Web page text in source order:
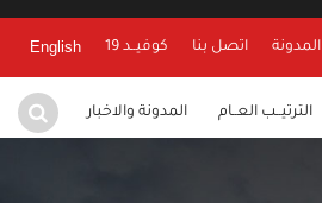
المدونة اتصل بنا كوفيــد 19 English
الترتيــب العــام المدونة والاخبار